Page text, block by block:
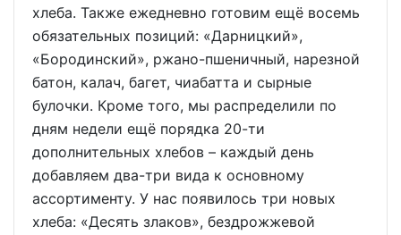
хлеба. Также ежедневно готовим ещё восемь
обязательных позиций: «Дарницкий»,
«Бородинский», ржано-пшеничный, нарезной
батон, калач, багет, чиабатта и сырные
булочки. Кроме того, мы распределили по
дням недели ещё порядка 20-ти
дополнительных хлебов – каждый день
добавляем два-три вида к основному
ассортименту. У нас появилось три новых
хлеба: «Десять злаков», бездрожжевой